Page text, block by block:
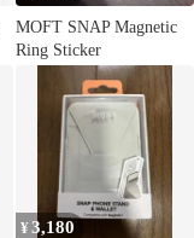
MOFT SNAP Magnetic
Ring Sticker
¥3,180